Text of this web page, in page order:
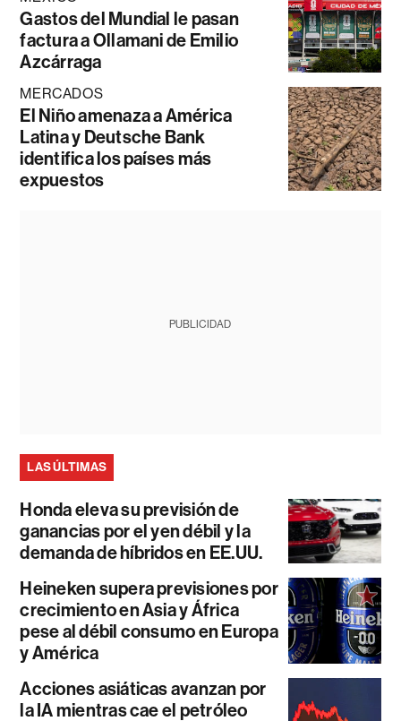
Gastos del Mundial le pasan
factura a Ollamani de Emilio
Azcárraga
MERCADOS
El Niño amenaza a América
Latina y Deutsche Bank
identifica los países más
expuestos
PUBLICIDAD
LAS ÚLTIMAS
Honda eleva su previsión de
ganancias por el yen débil y la
demanda de híbridos en EE.UU.
Heineken supera previsiones por
crecimiento en Asia y África
pese al débil consumo en Europa
y América
Acciones asiáticas avanzan por
la IA mientras cae el petróleo